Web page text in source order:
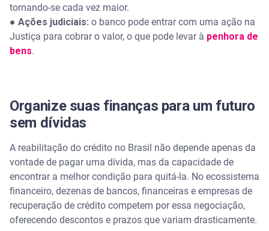
tornando-se cada vez maior.
● Ações judiciais: o banco pode entrar com uma ação na
Justiça para cobrar o valor, o que pode levar à penhora de
bens.
Organize suas finanças para um futuro
sem dívidas
A reabilitação do crédito no Brasil não depende apenas da
vontade de pagar uma dívida, mas da capacidade de
encontrar a melhor condição para quitá-la. No ecossistema
financeiro, dezenas de bancos, financeiras e empresas de
recuperação de crédito competem por essa negociação,
oferecendo descontos e prazos que variam drasticamente.